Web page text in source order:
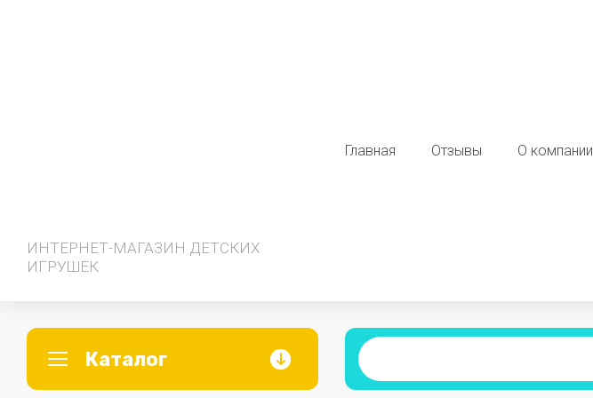
ИНТЕРНЕТ-МАГАЗИН ДЕТСКИХ
ИГРУШЕК
Главная Отзывы О компании
Каталог